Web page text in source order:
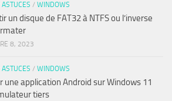
/ WINDOWS
un disque de FAT32 à NTFS ou l’inverse
8, 2023
/ WINDOWS
une application Android sur Windows 11
tiers